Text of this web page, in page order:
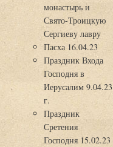
монастырь и
Свято-Троицкую
Сергиеву лавру
Пасха 16.04.23
Праздник Входа
Господня в
Иерусалим 9.04.23
г.
Праздник
Сретения
Господня 15.02.23